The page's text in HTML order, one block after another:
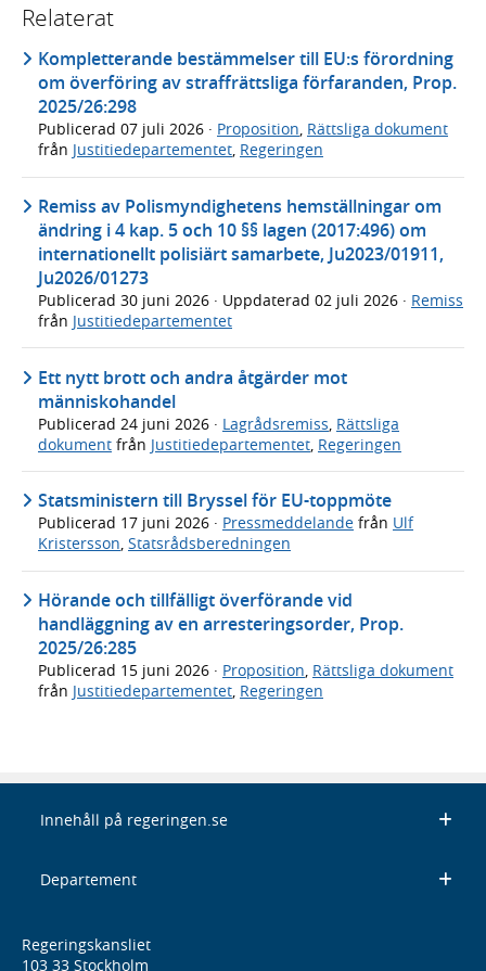
Relaterat
Kompletterande bestämmelser till EU:s förordning
om överföring av straffrättsliga förfaranden, Prop.
2025/26:298
Publicerad 07 juli 2026 · Proposition, Rättsliga dokument
från Justitiedepartementet, Regeringen
Remiss av Polismyndighetens hemställningar om
ändring i 4 kap. 5 och 10 §§ lagen (2017:496) om
internationellt polisiärt samarbete, Ju2023/01911,
Ju2026/01273
Publicerad 30 juni 2026 · Uppdaterad 02 juli 2026 · Remiss
från Justitiedepartementet
Ett nytt brott och andra åtgärder mot
människohandel
Publicerad 24 juni 2026 · Lagrådsremiss Rättsliga
dokument från Justitiedepartementet Regeringen
Statsministern till Bryssel för EU-toppmöte
Publicerad 17 juni 2026 · Pressmeddelande från Ulf
Kristersson, Statsrådsberedningen
Hörande och tillfälligt överförande vid
handläggning av en arresteringsorder, Prop.
2025/26:285
Publicerad 15 juni 2026 · Proposition, Rättsliga dokument
från Justitiedepartementet, Regeringen
Innehåll på regeringen.se
Departement
Regeringskansliet
103 33 Stockholm